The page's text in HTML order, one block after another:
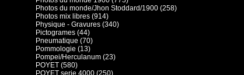
Photos du monde/Jhon Stoddard/1900 (258)
Photos mix libres (914)
Physique - Gravures (340)
Pictogrames (44)
Pneumatique (70)
Pommologie (13)
Pompei/Herculanum (23)
POYET (580)
POYET serie 4000 (250)